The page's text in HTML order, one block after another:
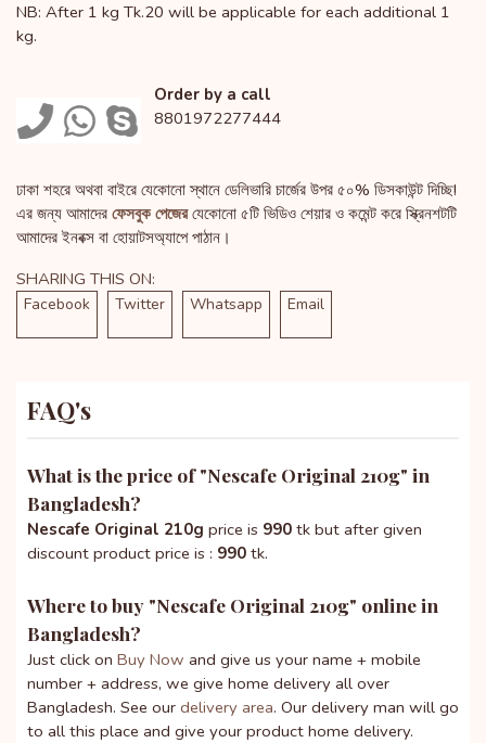
NB: After 1 kg Tk.20 will be applicable for each additional 1
kg.
Order by a call
8801972277444
ঢাকা শহরে অথবা বাইরে যেকোনো স্থানে ডেলিভারি চার্জের উপর ৫০% ডিসকাউন্ট দিচ্ছি!
এর জন্য আমাদের ফেসবুক পেজেরযেকোনো ৫টি ভিডিও শেয়ার ও কমেন্ট করে স্ক্রিনশটটি
আমাদের ইনবক্স বা হোয়াটসঅ্যাপে পাঠান।
SHARING THIS ON:
Facebook Twitter Whatsapp Email
FAQ's
What is the price of "Nescafe Original 210g" in
Bangladesh?
Nescafe Original 210g price is 990 tk but after given
discount product price is : 990 tk.
Where to buy "Nescafe Original 210g" online in
Bangladesh?
Just click on Buy Now and give us your name + mobile
number + address, we give home delivery all over
Bangladesh. See our delivery area. Our delivery man will go
to all this place and give your product home delivery.